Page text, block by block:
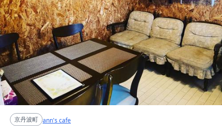
京丹波町 ann's cafe